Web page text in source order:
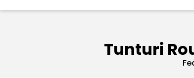
Tunturi